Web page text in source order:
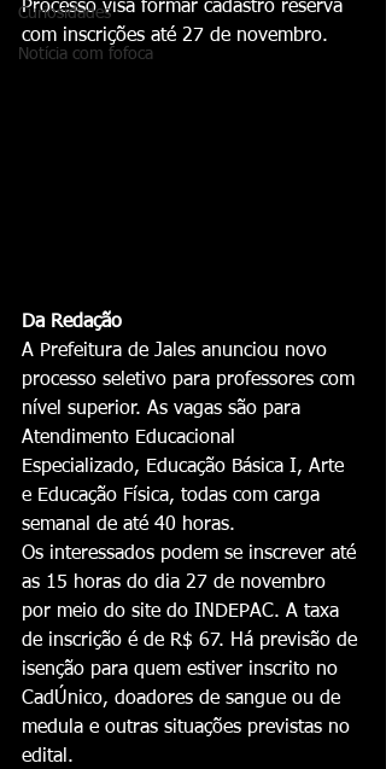
Curiosidades
Notícia com fofoca
Processo visa formar cadastro reserva
com inscrições até 27 de novembro.
Da Redação
A Prefeitura de Jales anunciou novo
processo seletivo para professores com
nível superior. As vagas são para
Atendimento Educacional
Especializado, Educação Básica I, Arte
e Educação Física, todas com carga
semanal de até 40 horas.
Os interessados podem se inscrever até
as 15 horas do dia 27 de novembro
por meio do site do INDEPAC. A taxa
de inscrição é de R$ 67. Há previsão de
isenção para quem estiver inscrito no
CadÚnico, doadores de sangue ou de
medula e outras situações previstas no
edital.